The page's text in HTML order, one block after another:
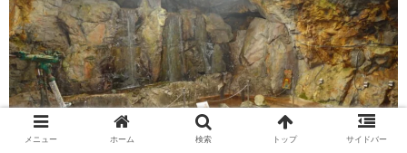
メニュー ホーム 検索 トップ サイドバー